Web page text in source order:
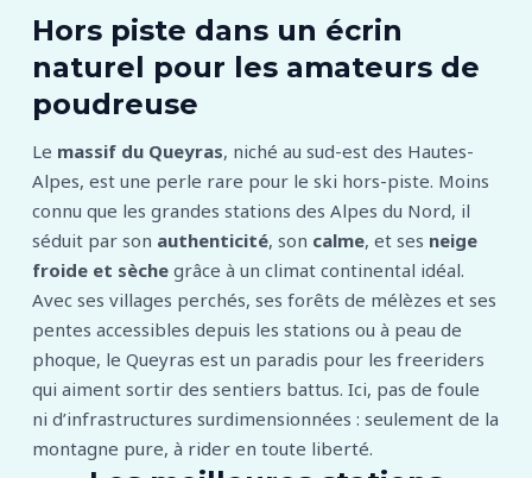
Hors piste dans un écrin
naturel pour les amateurs de
poudreuse
Le massif du Queyras, niché au sud-est des Hautes-
Alpes, est une perle rare pour le ski hors-piste. Moins
connu que les grandes stations des Alpes du Nord, il
séduit par son authenticité, son calme, et ses neige
froide et sèche grâce à un climat continental idéal.
Avec ses villages perchés, ses forêts de mélèzes et ses
pentes accessibles depuis les stations ou à peau de
phoque, le Queyras est un paradis pour les freeriders
qui aiment sortir des sentiers battus. Ici, pas de foule
ni d’infrastructures surdimensionnées : seulement de la
montagne pure, à rider en toute liberté.